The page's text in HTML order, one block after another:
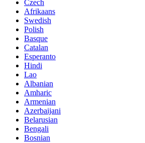
Czech
Afrikaans
Swedish
Polish
Basque
Catalan
Esperanto
Hindi
Lao
Albanian
Amharic
Armenian
Azerbaijani
Belarusian
Bengali
Bosnian